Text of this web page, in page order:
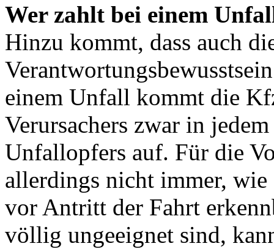
Wer zahlt bei einem
Hinzu kommt, dass auch
einem Unfall kommt die
Verursachers zwar in
Unfallopfers auf. Für die
allerdings nicht immer, wie
vor Antritt der Fahrt
völlig ungeeignet sind,